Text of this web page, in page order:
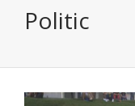
Politic